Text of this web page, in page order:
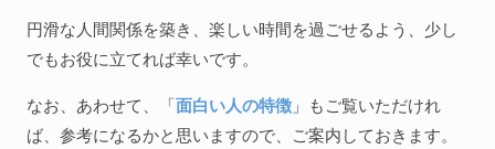
円滑な人間関係を築き、楽しい時間を過ごせるよう、少し
でもお役に立てれば幸いです。
なお、あわせて、「面白い人の特徴 」もご覧いただけれ
ば、参考になるかと思いますので、ご案内しておきます。